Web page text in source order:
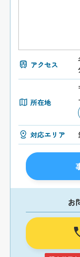
アクセス
所在地
対応エリア
お